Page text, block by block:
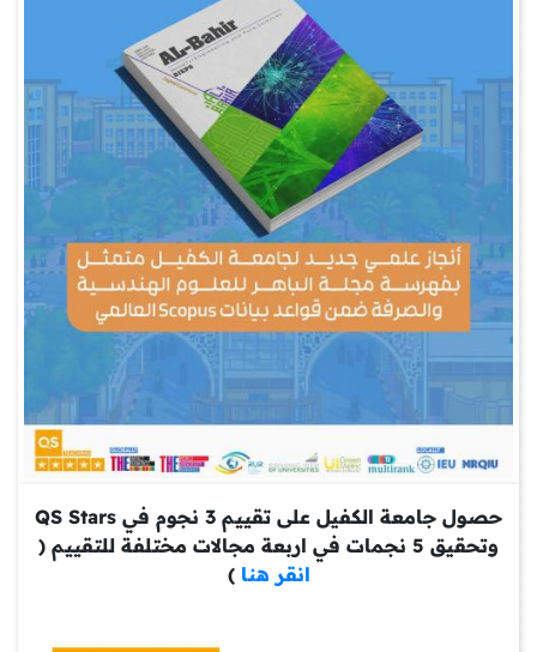
حصول جامعة الكفيل على تقييم 3 نجوم في QS Stars
وتحقيق 5 نجمات في اربعة مجالات مختلفة للتقييم (
انقر هنا)